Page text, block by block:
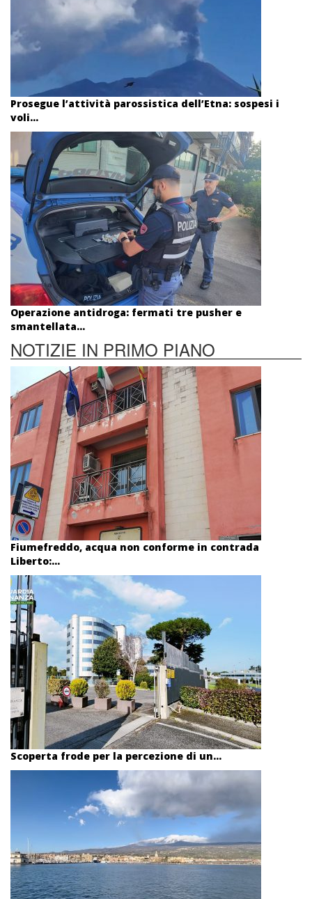
Prosegue l’attività parossistica dell’Etna: sospesi i
voli...
Operazione antidroga: fermati tre pusher e
smantellata...
NOTIZIE IN PRIMO PIANO
Fiumefreddo, acqua non conforme in contrada
Liberto:...
Scoperta frode per la percezione di un...